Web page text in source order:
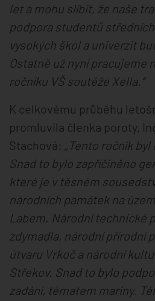
let a mohu slíbit, že naše
podpora studentů
vysokých škol a univerzit
Ostatně už nyní pracujeme
ročníku VŠ soutěže Xella.“
K celkovému průběhu
promluvila členka poroty,
Stachová: „Tento ročník
Snad to bylo zapříčiněno
které je v těsném
národních památek na
Labem. Národní technické
zdymadla, národní přírodní
útvaru Vrkoč a národní
Střekov. Snad to bylo
zadání, tématem mariny.